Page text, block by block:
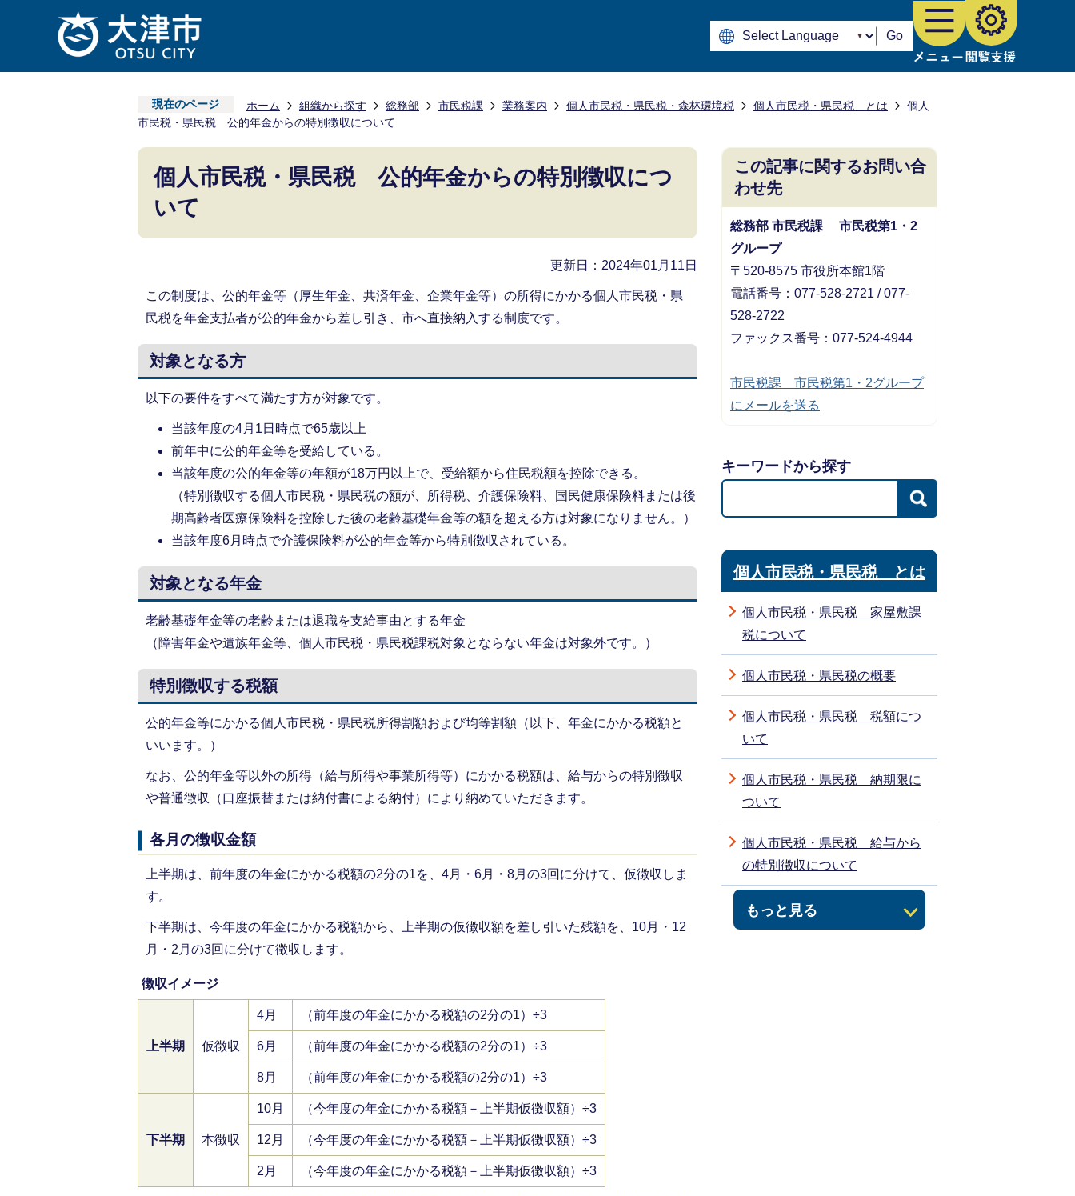
Go
現在のページ ホーム 組織から探す 総務部 市民税課 業務案内 個人市民税・県民税・森林環境税 個人市民税・県民税 とは
個人
市民税・県民税 公的年金からの特別徴収について
個人市民税・県民税 公的年金からの特別徴収につ
いて
更新日：2024年01月11日
この制度は、公的年金等（厚生年金、共済年金、企業年金等）の所得にかかる個人市民税・県
民税を年金支払者が公的年金から差し引き、市へ直接納入する制度です。
対象となる方
以下の要件をすべて満たす方が対象です。
当該年度の4月1日時点で65歳以上
前年中に公的年金等を受給している。
当該年度の公的年金等の年額が18万円以上で、受給額から住民税額を控除できる。
（特別徴収する個人市民税・県民税の額が、所得税、介護保険料、国民健康保険料または後
期高齢者医療保険料を控除した後の老齢基礎年金等の額を超える方は対象になりません。）
当該年度6月時点で介護保険料が公的年金等から特別徴収されている。
対象となる年金
老齢基礎年金等の老齢または退職を支給事由とする年金
（障害年金や遺族年金等、個人市民税・県民税課税対象とならない年金は対象外です。）
特別徴収する税額
公的年金等にかかる個人市民税・県民税所得割額および均等割額（以下、年金にかかる税額と
いいます。）
なお、公的年金等以外の所得（給与所得や事業所得等）にかかる税額は、給与からの特別徴収
や普通徴収（口座振替または納付書による納付）により納めていただきます。
各月の徴収金額
上半期は、前年度の年金にかかる税額の2分の1を、4月・6月・8月の3回に分けて、仮徴収しま
す。
下半期は、今年度の年金にかかる税額から、上半期の仮徴収額を差し引いた残額を、10月・12
月・2月の3回に分けて徴収します。
徴収イメージ
上半期 仮徴収
4月 （前年度の年金にかかる税額の2分の1）÷3
6月 （前年度の年金にかかる税額の2分の1）÷3
8月 （前年度の年金にかかる税額の2分の1）÷3
下半期 本徴収
10月 （今年度の年金にかかる税額－上半期仮徴収額）÷3
12月 （今年度の年金にかかる税額－上半期仮徴収額）÷3
2月 （今年度の年金にかかる税額－上半期仮徴収額）÷3
この記事に関するお問い合
わせ先
総務部 市民税課 市民税第1・2
グループ
〒520-8575 市役所本館1階
電話番号：077-528-2721 / 077-
528-2722
ファックス番号：077-524-4944
市民税課 市民税第1・2グループ
にメールを送る
キーワードから探す
個人市民税・県民税 とは
個人市民税・県民税 家屋敷課
税について
個人市民税・県民税の概要
個人市民税・県民税 税額につ
いて
もっと見る
個人市民税・県民税 納期限に
ついて
個人市民税・県民税 給与から
の特別徴収について